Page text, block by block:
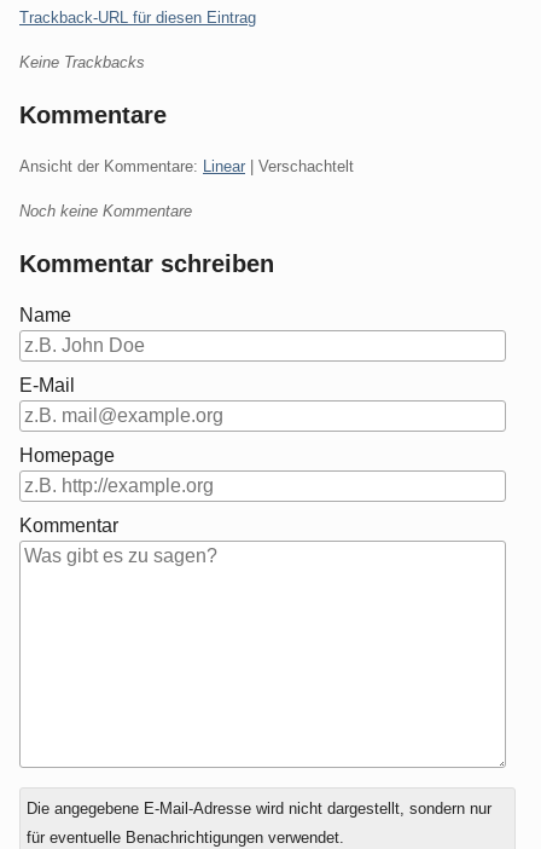
Trackback-URL für diesen Eintrag
Keine Trackbacks
Kommentare
Ansicht der Kommentare: Linear | Verschachtelt
Noch keine Kommentare
Kommentar schreiben
Name
E-Mail
Homepage
Kommentar
Antwort
zu
Die angegebene E-Mail-Adresse wird nicht dargestellt, sondern nur
für eventuelle Benachrichtigungen verwendet.